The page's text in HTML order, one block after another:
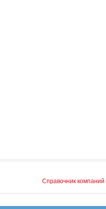
Справочник компаний